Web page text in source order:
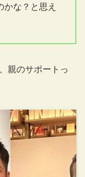
な？と思え
親のサポートっ